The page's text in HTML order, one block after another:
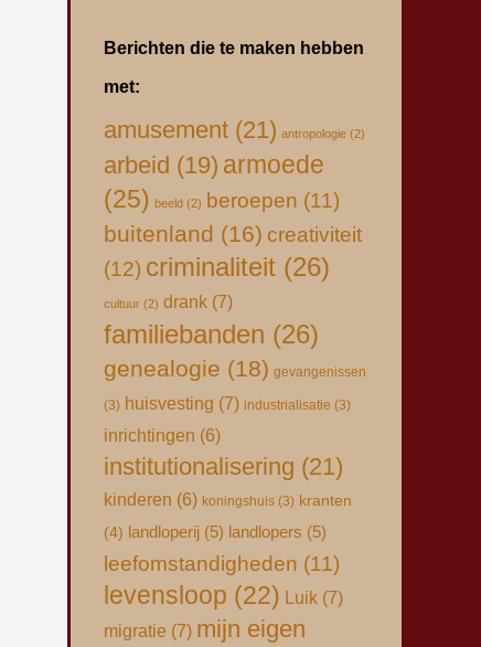
Berichten die te maken hebben
met:
amusement (21) antropologie (2)
arbeid (19) armoede
(25) beeld (2) beroepen (11)
buitenland (16) creativiteit
(12) criminaliteit (26)
cultuur (2) drank (7)
familiebanden (26)
genealogie (18) gevangenissen
(3) huisvesting (7) industrialisatie (3)
inrichtingen (6)
institutionalisering (21)
kinderen (6) koningshuis (3) kranten
(4) landloperij (5) landlopers (5)
leefomstandigheden (11)
levensloop (22) Luik (7)
migratie (7) mijn eigen